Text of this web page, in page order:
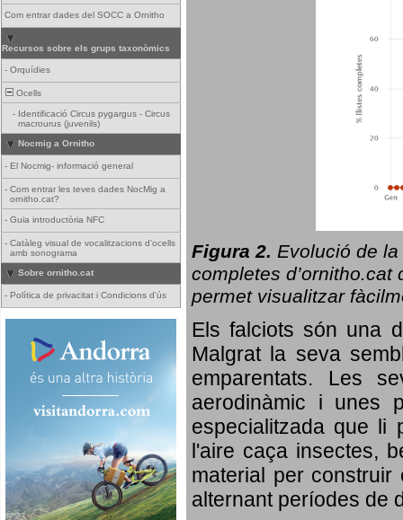
Com entrar dades del SOCC a Ornitho
Recursos sobre els grups taxonòmics
- Orquídies
Ocells
- Identificació Circus pygargus - Circus
macrourus (juvenils)
Nocmig a Ornitho
- El Nocmig- informació general
- Com entrar les teves dades NocMig a
ornitho.cat?
- Guia introductòria NFC
- Catàleg visual de vocalitzacions d'ocells
amb sonograma
Sobre ornitho.cat
- Política de privacitat i Condicions d'ús
Figura 2. Evolució de la
completes d’ornitho.cat
permet visualitzar
Els falciots són una
Malgrat la seva
emparentats. Les
aerodinàmic i unes
especialitzada que li
l'aire caça insectes,
material per
alternant períodes de